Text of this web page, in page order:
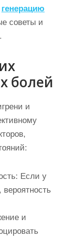
генерацию
советы и
болей
и
Если у
и